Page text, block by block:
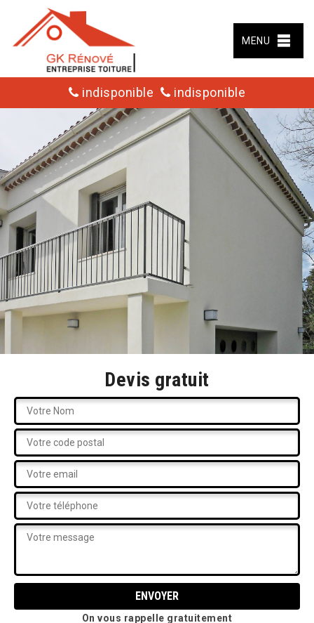
MENU
indisponible indisponible
Devis gratuit
On vous rappelle gratuitement